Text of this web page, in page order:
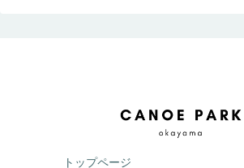
トップページ